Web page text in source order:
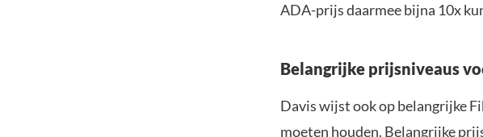
ADA-prijs daarmee bijna 10x
Belangrijke prijsniveaus
Davis wijst ook op belangrijke
moeten houden. Belangrijke